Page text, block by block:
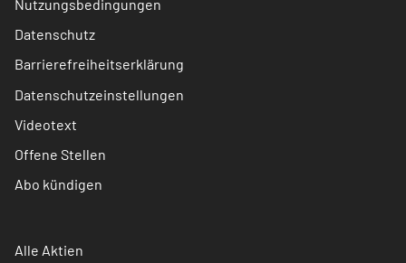
Nutzungsbedingungen
Datenschutz
Barrierefreiheitserklärung
Datenschutzeinstellungen
Videotext
Offene Stellen
Abo kündigen
Alle Aktien